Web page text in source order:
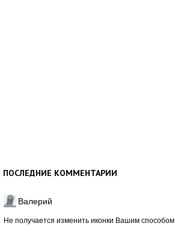
ПОСЛЕДНИЕ КОММЕНТАРИИ
Валерий
Не получается изменить иконки Вашим способом